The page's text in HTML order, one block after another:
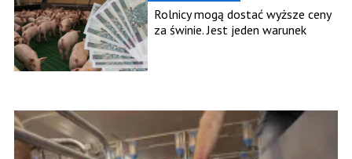
Rolnicy mogą dostać wyższe ceny
za świnie. Jest jeden warunek